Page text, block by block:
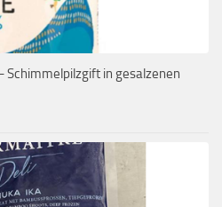
Schimmelpilzgift in gesalzenen